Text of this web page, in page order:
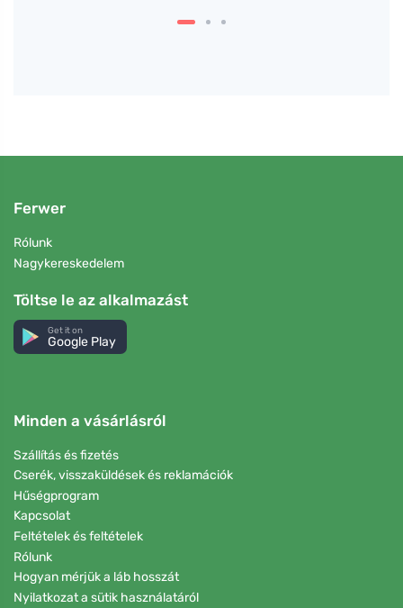
Ferwer
Rólunk
Nagykereskedelem
Töltse le az alkalmazást
Get it on
Google Play
Minden a vásárlásról
Szállítás és fizetés
Cserék, visszaküldések és reklamációk
Hűségprogram
Kapcsolat
Feltételek és feltételek
Rólunk
Hogyan mérjük a láb hosszát
Nyilatkozat a sütik használatáról